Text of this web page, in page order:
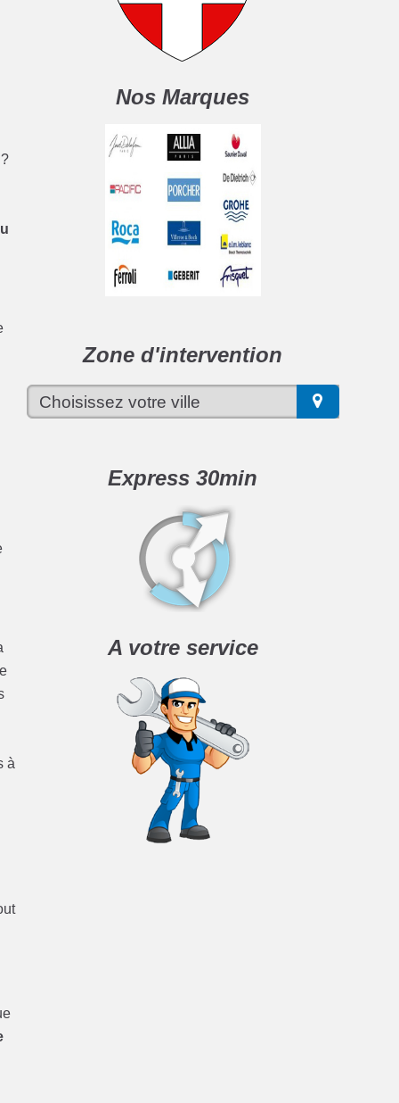
à
Nos Marques
Zone d'intervention
Express 30min
A votre service